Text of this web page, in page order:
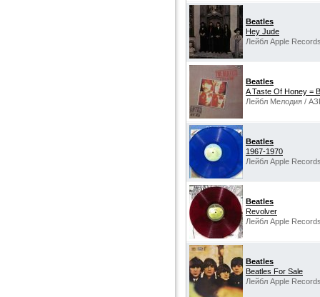
Beatles
Hey Jude
Лейбл Apple
Beatles
A Taste Of Honey =
Лейбл Мелодия /
Beatles
1967-1970
Лейбл Apple
Beatles
Revolver
Лейбл Apple
Beatles
Beatles For Sale
Лейбл Apple